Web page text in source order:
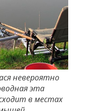
невероятно
эта
в местах